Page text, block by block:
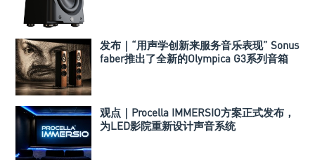
发布｜“用声学创新来服务音乐表现” Sonus
faber推出了全新的Olympica G3系列音箱
观点｜Procella IMMERSIO方案正式发布，
为LED影院重新设计声音系统